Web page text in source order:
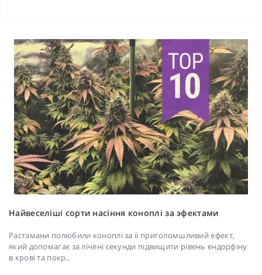
Найвеселіші сорти насіння коноплі за эфектами
Растамани полюбили коноплі за її приголомшливий ефект,
який допомагає за лічені секунди підвищити рівень ендорфіну
в крові та покр..